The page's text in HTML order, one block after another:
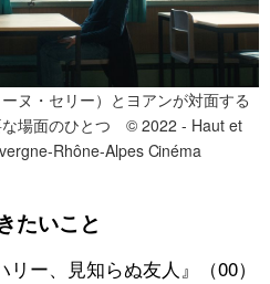
ヌ・セリー）とヨアンが対面する
な場面のひとつ © 2022 - Haut et
Rhône-Alpes Cinéma
たいこと
ー、見知らぬ友人』（00）